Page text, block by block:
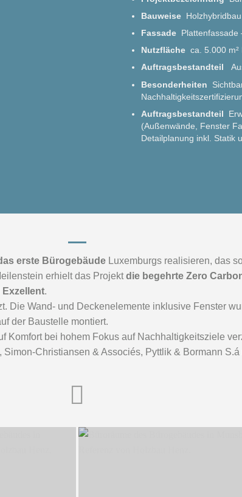
Bauweise
Fassade
Plattenfassade
Nutzflächeca. 5.000 m²
Auftragsbestandteil
Besonderheiten
Auftragsbestandteil
(Außenwände, Fenster
Detailplanung inkl. Statik
erste Bürogebäude Luxemburgs realisieren, das
erhielt das Projekt die begehrte Zero
Exzellent.
Die Wand- und Deckenelemente inklusive Fenster
der Baustelle montiert.
Komfort bei hohem Fokus auf Nachhaltigkeitsziele
Christiansen & Associés, Pyttlik & Bormann S.á